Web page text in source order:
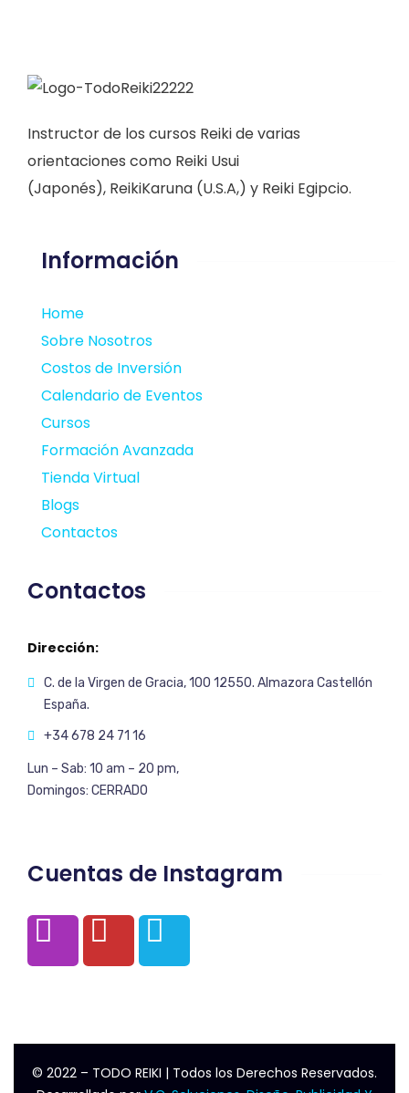
Instructor de los cursos Reiki de varias
orientaciones como Reiki Usui
(Japonés), ReikiKaruna (U.S.A,) y Reiki Egipcio.
Información
Home
Sobre Nosotros
Costos de Inversión
Calendario de Eventos
Cursos
Formación Avanzada
Tienda Virtual
Blogs
Contactos
Contactos
Dirección:
C. de la Virgen de Gracia, 100 12550. Almazora Castellón
España.
+34 678 24 71 16
Lun – Sab: 10 am – 20 pm,
Domingos: CERRADO
Cuentas de Instagram
© 2022 – TODO REIKI | Todos los Derechos Reservados.